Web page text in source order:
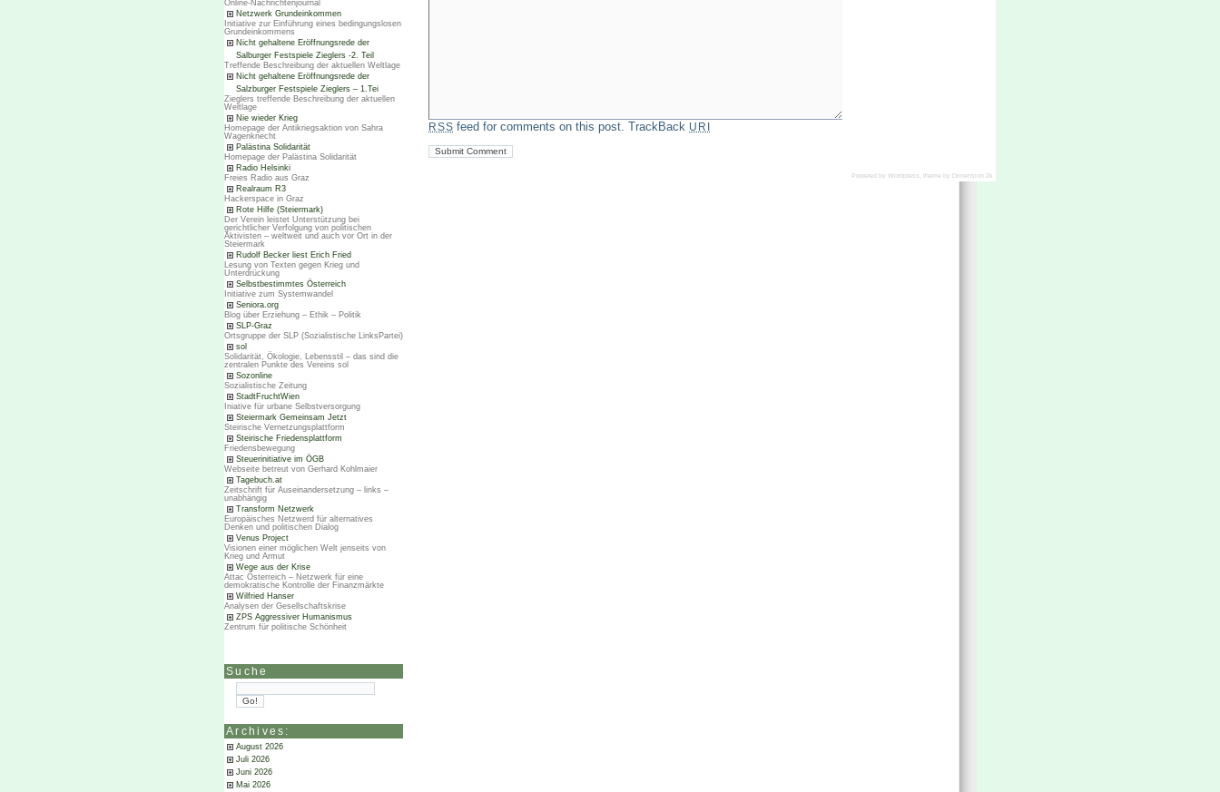
Online-Nachrichtenjournal
Netzwerk Grundeinkommen
Initiative zur Einführung eines bedingungslosen
Grundeinkommens
Nicht gehaltene Eröffnungsrede der
Salburger Festspiele Zieglers -2. Teil
Treffende Beschreibung der aktuellen Weltlage
Nicht gehaltene Eröffnungsrede der
Salzburger Festspiele Zieglers – 1.Tei
Zieglers treffende Beschreibung der aktuellen
Weltlage
Nie wieder Krieg
Homepage der Antikriegsaktion von Sahra
Wagenknecht
Palästina Solidarität
Homepage der Palästina Solidarität
Radio Helsinki
Freies Radio aus Graz
Realraum R3
Hackerspace in Graz
Rote Hilfe (Steiermark)
Der Verein leistet Unterstützung bei
gerichtlicher Verfolgung von politischen
Aktivisten – weltweit und auch vor Ort in der
Steiermark
Rudolf Becker liest Erich Fried
Lesung von Texten gegen Krieg und
Unterdrückung
Selbstbestimmtes Österreich
Initiative zum Systemwandel
Seniora.org
Blog über Erziehung – Ethik – Politik
SLP-Graz
Ortsgruppe der SLP (Sozialistische LinksPartei)
sol
Solidarität, Ökologie, Lebensstil – das sind die
zentralen Punkte des Vereins sol
Sozonline
Sozialistische Zeitung
StadtFruchtWien
Iniative für urbane Selbstversorgung
Steiermark Gemeinsam Jetzt
Steirische Vernetzungsplattform
Steirische Friedensplattform
Friedensbewegung
Steuerinitiative im ÖGB
Webseite betreut von Gerhard Kohlmaier
Tagebuch.at
Zeitschrift für Auseinandersetzung – links –
unabhängig
Transform Netzwerk
Europäisches Netzwerd für alternatives
Denken und politischen Dialog
Venus Project
Visionen einer möglichen Welt jenseits von
Krieg und Armut
Wege aus der Krise
Attac Österreich – Netzwerk für eine
demokratische Kontrolle der Finanzmärkte
Wilfried Hanser
Analysen der Gesellschaftskrise
ZPS Aggressiver Humanismus
Zentrum für politische Schönheit
Suche
Archives:
August 2026
Juli 2026
Juni 2026
Mai 2026
RSS feed for comments on this post. TrackBack URI
Powered by Wordpress , theme by Dimension 2k